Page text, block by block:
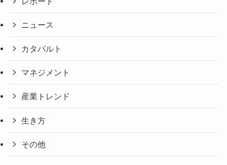
ニュース
カタパルト
マネジメント
産業トレンド
生き方
その他